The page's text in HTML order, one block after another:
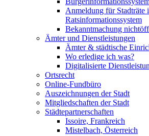
Anmeldung für Stadträte
Ratsinformationssystem
Bekanntmachung
Ämter und Dienstleistungen
Ämter & städtische
Wo erledige ich was?
Digitalisierte
Ortsrecht
Online-Fundbüro
Auszeichnungen der Stadt
Mitgliedschaften der Stadt
Städtepartnerschaften
Issoire, Frankreich
Mistelbach, Österreich